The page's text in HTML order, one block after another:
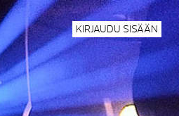
KIRJAUDU SISÄÄN